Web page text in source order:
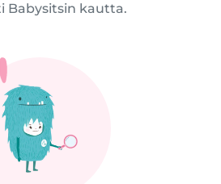
Babysitsin kautta.